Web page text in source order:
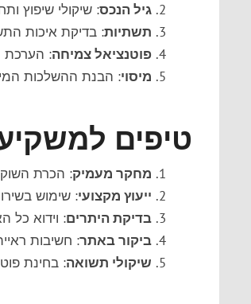
גיל הנכס: שיקולי שיפוץ
תשתיות: בדיקת איכות
פוטנציאל צמיחה: הערכת
מיסוי: הבנת ההשלכות
טיפים
מחקר מעמיק: הכרת השוק
ייעוץ מקצועי: שימוש
בדיקת היתרים: וידוא כל
ביקור באתר: חשיבות
שיקולי תשואה: בחינת